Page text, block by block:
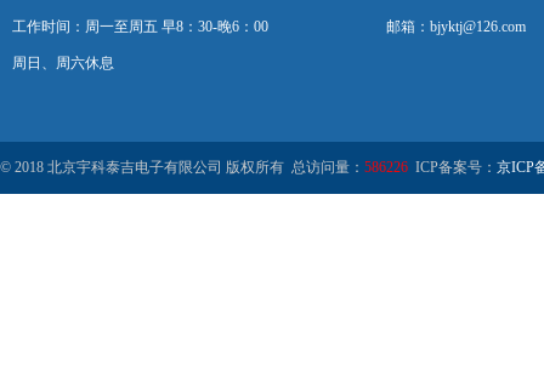
工作时间：周一至周五 早8：30-晚6：00
周日、周六休息
邮箱：bjyktj@126.com
© 2018 北京宇科泰吉电子有限公司 版权所有 总访问量： 586226 ICP备案号： 京ICP